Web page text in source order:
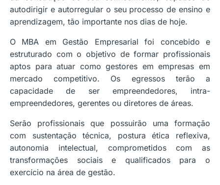
autodirigir e autorregular o seu processo de ensino e
aprendizagem, tão importante nos dias de hoje.
O MBA em Gestão Empresarial foi concebido e
estruturado com o objetivo de formar profissionais
aptos para atuar como gestores em empresas em
mercado competitivo. Os egressos terão a
capacidade de ser empreendedores, intra-
empreendedores, gerentes ou diretores de áreas.
Serão profissionais que possuirão uma formação
com sustentação técnica, postura ética reflexiva,
autonomia intelectual, comprometidos com as
transformações sociais e qualificados para o
exercício na área de gestão.